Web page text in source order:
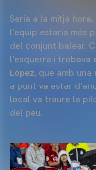
Seria a la mitja
l'equip estaria més
del conjunt balear.
l'esquerra i trobava
López, que amb
a punt va estar
local va traure la
del peu.